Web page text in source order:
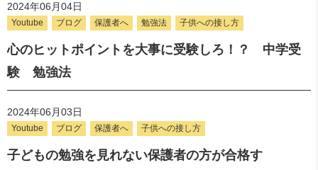
2024年06月04日
Youtube ブログ 保護者へ 勉強法 子供への接し方
心のヒットポイントを大事に受験しろ！？ 中学受
験 勉強法
2024年06月03日
Youtube ブログ 保護者へ 子供への接し方
子どもの勉強を見れない保護者の方が合格す